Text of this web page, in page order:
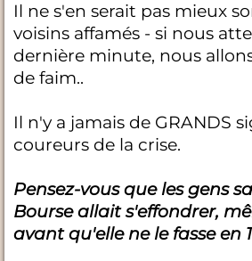
Il ne s'en serait pas mieux
voisins affamés - si nous
dernière minute, nous
de faim..
Il n'y a jamais de GRANDS
coureurs de la crise.
Pensez-vous que les gens
Bourse allait s'effondrer,
avant qu'elle ne le fasse en